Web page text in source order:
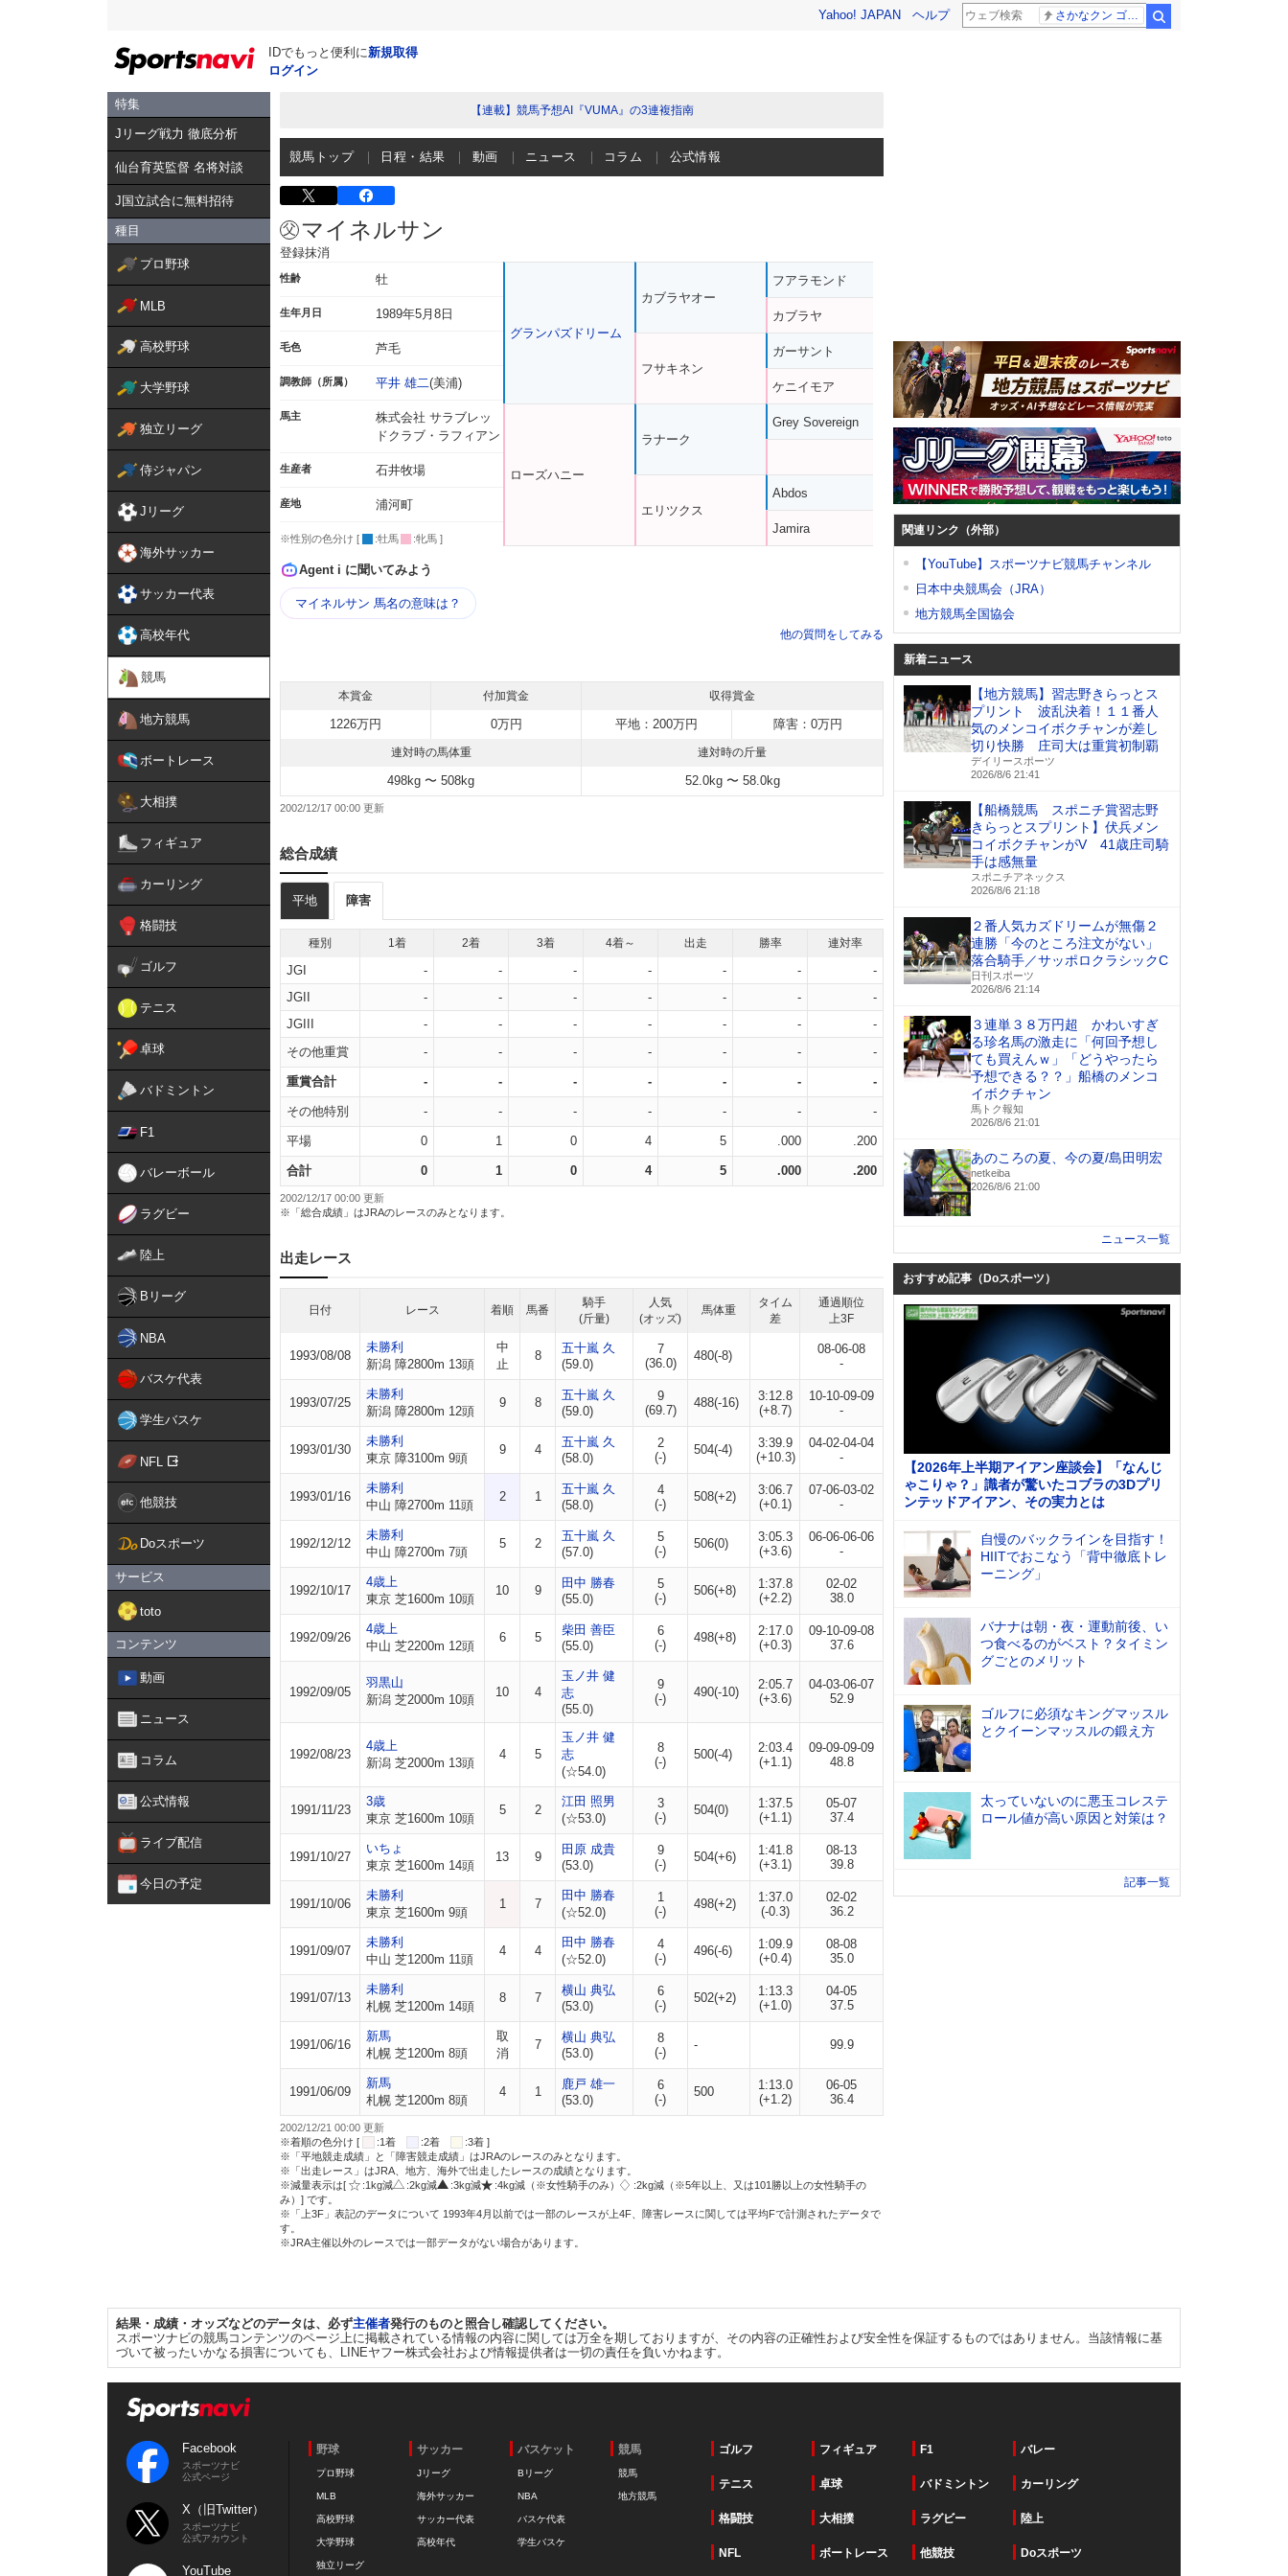
Yahoo! JAPAN ヘルプ
IDでもっと便利に新規取得
ログイン
特集
Jリーグ戦力 徹底分析
仙台育英監督 名将対談
J国立試合に無料招待
種目
プロ野球
MLB
高校野球
大学野球
独立リーグ
侍ジャパン
Jリーグ
海外サッカー
サッカー代表
高校年代
競馬
地方競馬
ボートレース
大相撲
フィギュア
カーリング
格闘技
ゴルフ
テニス
卓球
バドミントン
F1
バレーボール
ラグビー
陸上
Bリーグ
NBA
バスケ代表
学生バスケ
NFL
他競技
Doスポーツ
サービス
toto
コンテンツ
動画
ニュース
コラム
公式情報
ライブ配信
今日の予定
【連載】競馬予想AI『VUMA』の3連複指南
競馬トップ 日程・結果 動画 ニュース コラム 公式情報
マイネルサン
登録抹消
性齢 牡
生年月日 1989年5月8日
毛色 芦毛
調教師（所属） 平井 雄二(美浦)
馬主
株式会社 サラブレッ
ドクラブ・ラフィアン
生産者 石井牧場
産地 浦河町
※性別の色分け [ :牡馬 :牝馬 ]
グランパズドリーム
ローズハニー
カブラヤオー
フサキネン
ラナーク
エリツクス
フアラモンド
カブラヤ
ガーサント
ケニイモア
Grey Sovereign
Abdos
Jamira
Agent i に聞いてみよう
マイネルサン 馬名の意味は？
他の質問をしてみる
本賞金 付加賞金 収得賞金
1226万円 0万円 平地：200万円 障害：0万円
連対時の馬体重 連対時の斤量
498kg 〜 508kg 52.0kg 〜 58.0kg
2002/12/17 00:00
総合成績
平地 障害
種別 1着 2着 3着 4着～ 出走 勝率 連対率
JGI - - - - - -
-
JGII
- - - - - -
-
JGIII
- - - - - -
-
その他重賞
- - - - - - -
重賞合計 - - - - - - -
その他特別 - - - - - - -
平場 0 1 0 4 5 .000 .200
合計 0 1 0 4 5 .000 .200
2002/12/17 00:00 更新
※「総合成績」はJRAのレースのみとなります。
出走レース
日付 レース 着順 馬番
騎手
(斤量)
人気
(オッズ)
馬体重
タイム
差
通過順位
上3F
1993/08/08
未勝利
新潟 障2800m 13頭
中
止
8
五十嵐 久
(59.0)
7
(36.0)
480(-8)
08-06-08
-
1993/07/25
未勝利
新潟 障2800m 12頭
9 8
五十嵐 久
(59.0)
9
(69.7)
488(-16)
3:12.8
(+8.7)
10-10-09-09
-
1993/01/30
未勝利
東京 障3100m 9頭
9 4
五十嵐 久
(58.0)
2
(-)
504(-4)
3:39.9
(+10.3)
04-02-04-04
-
1993/01/16
未勝利
中山 障2700m 11頭
2 1
五十嵐 久
(58.0)
4
(-)
508(+2)
3:06.7
(+0.1)
07-06-03-02
-
1992/12/12
未勝利
中山 障2700m 7頭
5 2
五十嵐 久
(57.0)
5
(-)
506(0)
3:05.3
(+3.6)
06-06-06-06
-
1992/10/17
4歳上
東京 芝1600m 10頭
10 9
田中 勝春
(55.0)
5
(-)
506(+8)
1:37.8
(+2.2)
02-02
38.0
1992/09/26
4歳上
中山 芝2200m 12頭
6 5
柴田 善臣
(55.0)
6
(-)
498(+8)
2:17.0
(+0.3)
09-10-09-08
37.6
1992/09/05
羽黒山
新潟 芝2000m 10頭
10 4
玉ノ井 健
志
(55.0)
9
(-)
490(-10)
2:05.7
(+3.6)
04-03-06-07
52.9
1992/08/23
4歳上
新潟 芝2000m 13頭
4 5
玉ノ井 健
志
(☆54.0)
8
(-)
500(-4)
2:03.4
(+1.1)
09-09-09-09
48.8
1991/11/23
3歳
東京 芝1600m 10頭
5 2
江田 照男
(☆53.0)
3
(-)
504(0)
1:37.5
(+1.1)
05-07
37.4
1991/10/27
いちょ
東京 芝1600m 14頭
13 9
田原 成貴
(53.0)
9
(-)
504(+6)
1:41.8
(+3.1)
08-13
39.8
1991/10/06
未勝利
東京 芝1600m 9頭
1 7
田中 勝春
(☆52.0)
1
(-)
498(+2)
1:37.0
(-0.3)
02-02
36.2
1991/09/07
未勝利
中山 芝1200m 11頭
4 4
田中 勝春
(☆52.0)
4
(-)
496(-6)
1:09.9
(+0.4)
08-08
35.0
1991/07/13
未勝利
札幌 芝1200m 14頭
8 7
横山 典弘
(53.0)
6
(-)
502(+2)
1:13.3
(+1.0)
04-05
37.5
1991/06/16
新馬
札幌 芝1200m 8頭
取
消
7
横山 典弘
(53.0)
8
(-)
- 99.9
1991/06/09
新馬
札幌 芝1200m 8頭
4 1
鹿戸 雄一
(53.0)
6
(-)
500
1:13.0
(+1.2)
06-05
36.4
2002/12/21 00:00 更新
※着順の色分け [
:1着 :2着
:3着 ]
※「平地競走成績」と「障害競走成績」はJRAのレースのみとなります。
※「出走レース」はJRA、地方、海外で出走したレースの成績となります。
※減量表示は[
:1kg減 :2kg減 :3kg減 :4kg減（※女性騎手のみ）
:2kg減（※5年以上、又は101勝以上の女性騎手の
み）] です。
※「上3F」表記のデータについて 1993年4月以前では一部のレースが上4F、障害レースに関しては平均Fで計測されたデータで
す。
※JRA主催以外のレースでは一部データがない場合があります。
関連リンク（外部）
【YouTube】スポーツナビ競馬チャンネル
日本中央競馬会（JRA）
地方競馬全国協会
新着ニュース
【地方競馬】習志野きらっとス
プリント 波乱決着！１１番人
気のメンコイボクチャンが差し
切り快勝 庄司大は重賞初制覇
デイリースポーツ
2026/8/6 21:41
【船橋競馬 スポニチ賞習志野
きらっとスプリント】伏兵メン
コイボクチャンがV 41歳庄司騎
手は感無量
スポニチアネックス
2026/8/6 21:18
２番人気カズドリームが無傷２
連勝「今のところ注文がない」
落合騎手／サッポロクラシックC
日刊スポーツ
2026/8/6 21:14
３連単３８万円超 かわいすぎ
る珍名馬の激走に「何回予想し
ても買えんｗ」「どうやったら
予想できる？？」船橋のメンコ
イボクチャン
馬トク報知
2026/8/6 21:01
あのころの夏、今の夏/島田明宏
netkeiba
2026/8/6 21:00
ニュース一覧
おすすめ記事（Doスポーツ）
【2026年上半期アイアン座談会】「なんじ
ゃこりゃ？」識者が驚いたコブラの3Dプリ
ンテッドアイアン、その実力とは
自慢のバックラインを目指す！
HIITでおこなう「背中徹底トレ
ーニング」
バナナは朝・夜・運動前後、い
つ食べるのがベスト？タイミン
グごとのメリット
ゴルフに必須なキングマッスル
とクイーンマッスルの鍛え方
太っていないのに悪玉コレステ
ロール値が高い原因と対策は？
記事一覧
結果・成績・オッズなどのデータは、必ず主催者発行のものと照合し確認してください。
スポーツナビの競馬コンテンツのページ上に掲載されている情報の内容に関しては万全を期しておりますが、その内容の正確性および安全性を保証するものではありません。当該情報に基
づいて被ったいかなる損害についても、LINEヤフー株式会社および情報提供者は一切の責任を負いかねます。
Facebook
スポーツナビ
公式ページ
X（旧Twitter）
スポーツナビ
公式アカウント
YouTube
野球
プロ野球
MLB
高校野球
大学野球
独立リーグ
サッカー
Jリーグ
海外サッカー
サッカー代表
高校年代
バスケット
Bリーグ
NBA
バスケ代表
学生バスケ
競馬
競馬
地方競馬
ゴルフ フィギュア F1 バレー
テニス 卓球 バドミントン カーリング
格闘技 大相撲 ラグビー 陸上
NFL ボートレース 他競技 Doスポーツ